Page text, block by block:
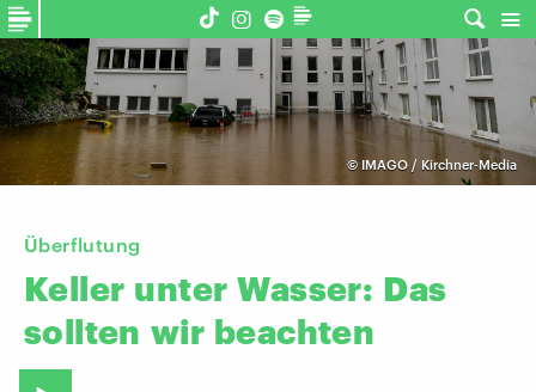
© IMAGO / Kirchner-Media
Überflutung
Keller unter Wasser: Das
sollten wir beachten